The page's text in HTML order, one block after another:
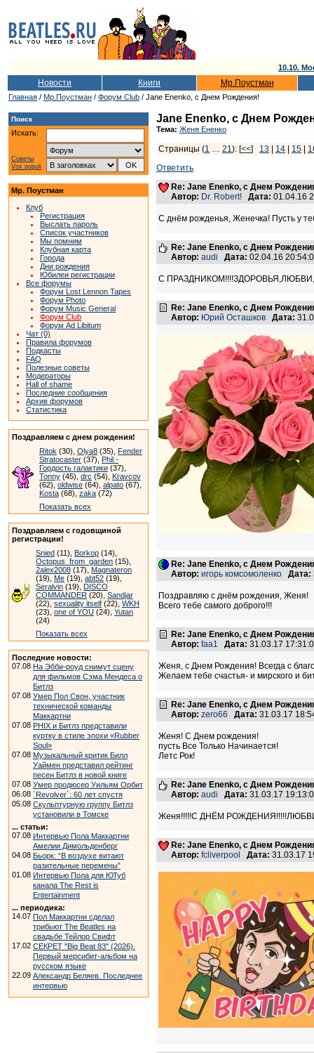
10.10.
Новости Книги Мр.Поустман
Главная / Мр.Поустман / Форум Club / Jane Enenko, с Днем Рождения!
Поиск
Искать:
Советы
Vox populi
Мр. Поустман
Клуб
Регистрация
Выслать пароль
Список участников
Мы помним
Клубная карта
Города
Дни рождения
Юбилеи регистрации
Все форумы
Форум Lost Lennon Tapes
Форум Photo
Форум Music General
Форум Club
Форум Ad Libitum
Чат (0)
Правила форумов
Подкасты
FAQ
Полезные советы
Модераторы
Hall of shame
Последние сообщения
Архив форумов
Статистика
Поздравляем с днем рождения!
Ritok (30), Olya8 (35), Fender
Stratocaster (37), Phil -
Гордость галактики (37),
Tonny (45), drc (54), Kravcov
(62), oldwise (64), alpato (67),
Kosta (68), zaka (72)
Показать всех
Поздравляем с годовщиной
регистрации!
Snied (11), Borkop (14),
Octopus_from_garden (15),
2alex2008 (17), Magnateron
(19), Me (19), abt52 (19),
Seralvin (19), DISCO
COMMANDER (20), Sandjar
(22), sexuality itself (22), WKH
(23), one of YOU (24), Yutan
(24)
Показать всех
Последние новости:
07.08 На Эбби-роуд снимут сцену
для фильмов Сэма Мендеса о
Битлз
07.08 Умер Пол Свон, участник
технической команды
Маккартни
07.08 PHIX и Битлз представили
куртку в стиле эпохи «Rubber
Soul»
07.08 Музыкальный критик Билл
Уаймен представил рейтинг
песен Битлз в новой книге
07.08 Умер продюсер Уильям Орбит
06.08 `Revolver`: 60 лет спустя
05.08 Скульптурную группу Битлз
установили в Томске
... статьи:
07.08 Интервью Пола Маккартни
Амелии Димольденберг
04.08 Бьорк: “В воздухе витают
разительные перемены”
01.08 Интервью Пола для ЮТуб
канала The Rest is
Entertainment
... периодика:
14.07 Пол Маккартни сделал
трибьют The Beatles на
свадьбе Тейлор Свифт
17.02 СЕКРЕТ "Big Beat 83" (2026).
Первый мерсибит-альбом на
русском языке
22.09 Александр Беляев. Последнее
интервью
Jane Enenko, с Днем
Тема: Женя Ененко
Страницы (1 … 21): [<<] 13 14 15
Ответить
Re: Jane Enenko, с Днем
Автор: Dr. Robert! Дата: 01.04.16
С днём рожденья, Женечка! Пусть у
Re: Jane Enenko, с Днем
Автор: audi Дата: 02.04.16
С
Re: Jane Enenko, с Днем
Автор: Юрий Осташков Дата:
Re: Jane Enenko, с Днем
Автор: игорь комсомоленко Дата:
Поздравляю с днём рождения, Женя!
Всего тебе самого доброго!!!
Re: Jane Enenko, с Днем
Автор: faa1 Дата: 31.03.17
Женя, с Днем Рождения! Всегда с
Желаем тебе счастья- и мирского и
Re: Jane Enenko, с Днем
Автор: zero66 Дата: 31.03.17
Женя! С Днем рождения!
пусть Все Только Начинается!
Летс Рок!
Re: Jane Enenko, с Днем
Автор: audi Дата: 31.03.17
Женя!!!!!С ДНЁМ
Re: Jane Enenko, с Днем
Автор: fcliverpool Дата: 31.03.17